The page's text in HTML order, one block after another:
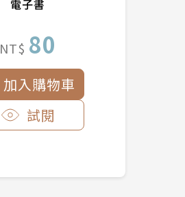
電子書
NT$ 80
加入購物車
試閱